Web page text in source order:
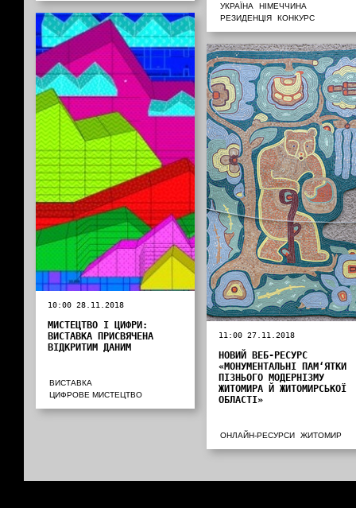
УКРАЇНА
НІМЕЧЧИНА
РЕЗИДЕНЦІЯ
КОНКУРС
10:00 28.11.2018
МИСТЕЦТВО І ЦИФРИ:
ВИСТАВКА ПРИСВЯЧЕНА
ВІДКРИТИМ ДАНИМ
ВИСТАВКА
ЦИФРОВЕ МИСТЕЦТВО
11:00 27.11.2018
НОВИЙ ВЕБ-РЕСУРС
«МОНУМЕНТАЛЬНІ ПАМ‘ЯТКИ
ПІЗНЬОГО МОДЕРНІЗМУ
ЖИТОМИРА Й ЖИТОМИРСЬКОЇ
ОБЛАСТІ»
ОНЛАЙН-РЕСУРСИ ЖИТОМИР